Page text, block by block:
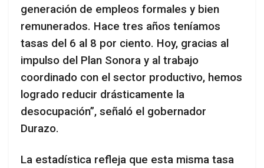
generación de empleos formales y bien
remunerados. Hace tres años teníamos
tasas del 6 al 8 por ciento. Hoy, gracias al
impulso del Plan Sonora y al trabajo
coordinado con el sector productivo, hemos
logrado reducir drásticamente la
desocupación”, señaló el gobernador
Durazo.
La estadística refleja que esta misma tasa